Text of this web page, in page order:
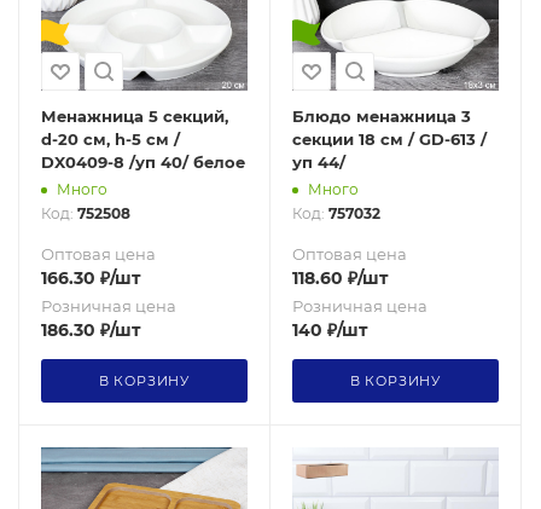
Менажница 5 секций,
d-20 см, h-5 см /
DX0409-8 /уп 40/ белое
Много
Код: 752508
Оптовая цена
166.30 ₽/шт
Розничная цена
186.30 ₽/шт
В КОРЗИНУ
Блюдо менажница 3
секции 18 см / GD-613 /
уп 44/
Много
Код: 757032
Оптовая цена
118.60 ₽/шт
Розничная цена
140 ₽/шт
В КОРЗИНУ